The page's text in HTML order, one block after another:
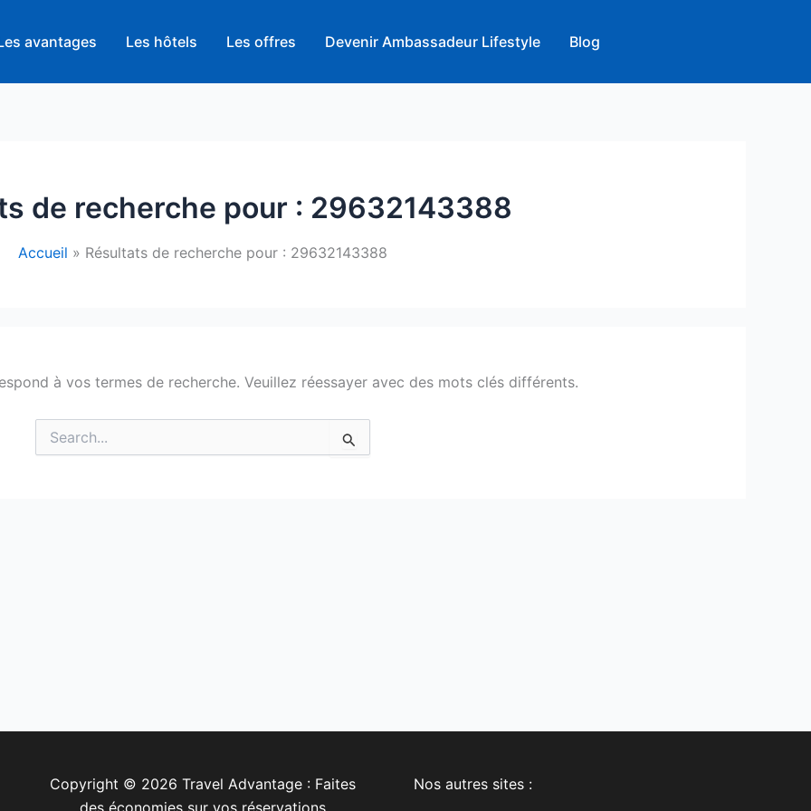
avantages Les hôtels Les offres Devenir Ambassadeur Lifestyle Blog
de recherche pour : 29632143388
Accueil Résultats de recherche pour : 29632143388
à vos termes de recherche. Veuillez réessayer avec des mots clés différents.
Rechercher :
Copyright © 2026 Travel Advantage : Faites
des économies sur vos réservations
Nos autres sites :